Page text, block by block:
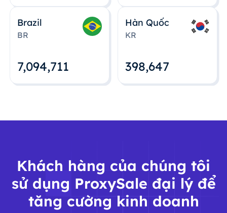
Brazil
BR
7,094,712
Hàn Quốc
KR
398,648
Khách hàng của chúng tôi
sử dụng ProxySale đại lý để
tăng cường kinh doanh